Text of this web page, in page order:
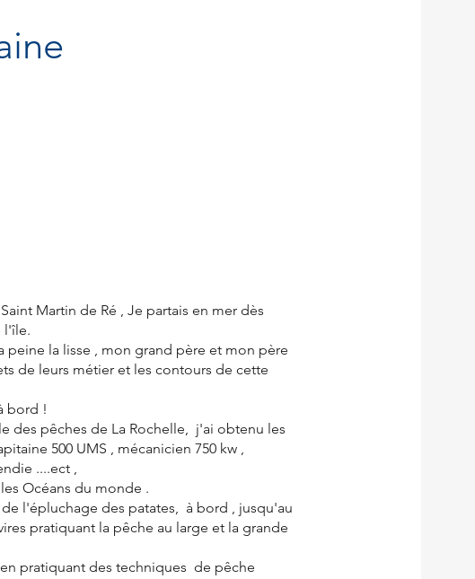
Martin de Ré , Je partais en mer dès
l'île.
peine la lisse , mon grand père et mon père
de leurs métier et les contours de cette
bord !
des pêches de La Rochelle, j'ai obtenu les
500 UMS , mécanicien 750 kw ,
....ect ,
Océans du monde .
l'épluchage des patates, à bord , jusqu'au
pratiquant la pêche au large et la grande
pratiquant des techniques de pêche